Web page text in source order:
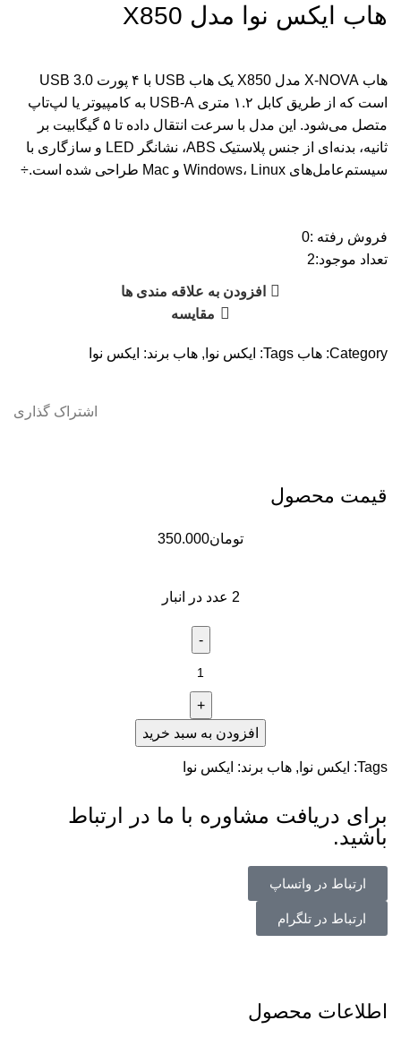
هاب ایکس نوا مدل X850
هاب X-NOVA مدل X850 یک هاب USB با ۴ پورت USB 3.0
است که از طریق کابل ۱.۲ متری USB-A به کامپیوتر یا لپ‌تاپ
متصل می‌شود. این مدل با سرعت انتقال داده تا ۵ گیگابیت بر
ثانیه، بدنه‌ای از جنس پلاستیک ABS، نشانگر LED و سازگاری با
سیستم‌عامل‌های Windows، Linux و Mac طراحی شده است.÷
فروش رفته :0
تعداد موجود:2
افزودن به علاقه مندی ها
مقایسه
Category: هاب Tags: ایکس نوا , هاب برند: ایکس نوا
اشتراک گذاری
قیمت محصول
تومان350.000
2 عدد در انبار
افزودن به سبد خرید
Tags: ایکس نوا , هاب برند: ایکس نوا
برای دریافت مشاوره با ما در ارتباط
باشید.
ارتباط در واتساپ
ارتباط در تلگرام
اطلاعات محصول